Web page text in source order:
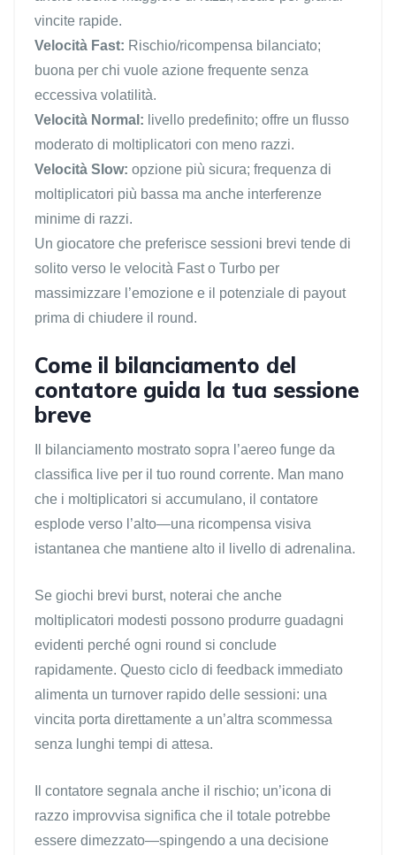
vincite rapide.
Velocità Fast: Rischio/ricompensa bilanciato;
buona per chi vuole azione frequente senza
eccessiva volatilità.
Velocità Normal: livello predefinito; offre un flusso
moderato di moltiplicatori con meno razzi.
Velocità Slow: opzione più sicura; frequenza di
moltiplicatori più bassa ma anche interferenze
minime di razzi.
Un giocatore che preferisce sessioni brevi tende di
solito verso le velocità Fast o Turbo per
massimizzare l’emozione e il potenziale di payout
prima di chiudere il round.
Come il bilanciamento del
contatore guida la tua sessione
breve
Il bilanciamento mostrato sopra l’aereo funge da
classifica live per il tuo round corrente. Man mano
che i moltiplicatori si accumulano, il contatore
esplode verso l’alto—una ricompensa visiva
istantanea che mantiene alto il livello di adrenalina.
Se giochi brevi burst, noterai che anche
moltiplicatori modesti possono produrre guadagni
evidenti perché ogni round si conclude
rapidamente. Questo ciclo di feedback immediato
alimenta un turnover rapido delle sessioni: una
vincita porta direttamente a un’altra scommessa
senza lunghi tempi di attesa.
Il contatore segnala anche il rischio; un’icona di
razzo improvvisa significa che il totale potrebbe
essere dimezzato—spingendo a una decisione